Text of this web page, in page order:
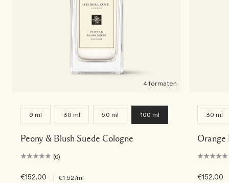
4 formaten
9 ml 30 ml 50 ml 100 ml
Peony & Blush Suede Cologne
(0)
€152.00 €1.52/ml
30 ml
Orange
€152.00